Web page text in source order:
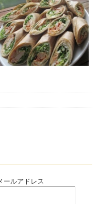
ールアドレス